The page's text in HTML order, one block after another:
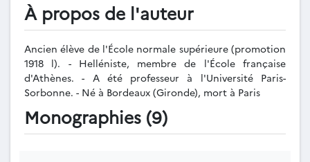
À propos de l'auteur
Ancien élève de l'École normale supérieure (promotion
1918 l). - Helléniste, membre de l'École française
d'Athènes. - A été professeur à l'Université Paris-
Sorbonne. - Né à Bordeaux (Gironde), mort à Paris
Monographies (9)